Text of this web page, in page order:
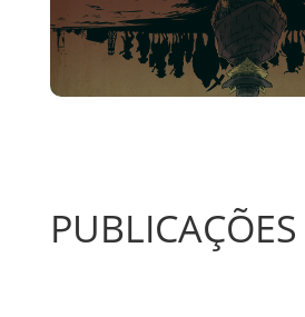
PUBLICAÇÕES